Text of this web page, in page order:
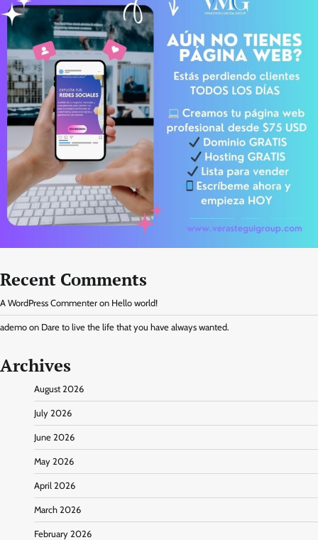
Recent Comments
A WordPress Commenter on Hello world!
ademo on Dare to live the life that you have always wanted.
Archives
August 2026
July 2026
June 2026
May 2026
April 2026
March 2026
February 2026